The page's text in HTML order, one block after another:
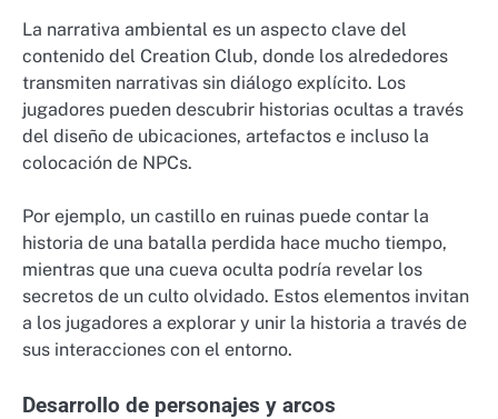
La narrativa ambiental es un aspecto clave del
contenido del Creation Club, donde los alrededores
transmiten narrativas sin diálogo explícito. Los
jugadores pueden descubrir historias ocultas a través
del diseño de ubicaciones, artefactos e incluso la
colocación de NPCs.
Por ejemplo, un castillo en ruinas puede contar la
historia de una batalla perdida hace mucho tiempo,
mientras que una cueva oculta podría revelar los
secretos de un culto olvidado. Estos elementos invitan
a los jugadores a explorar y unir la historia a través de
sus interacciones con el entorno.
Desarrollo de personajes y arcos